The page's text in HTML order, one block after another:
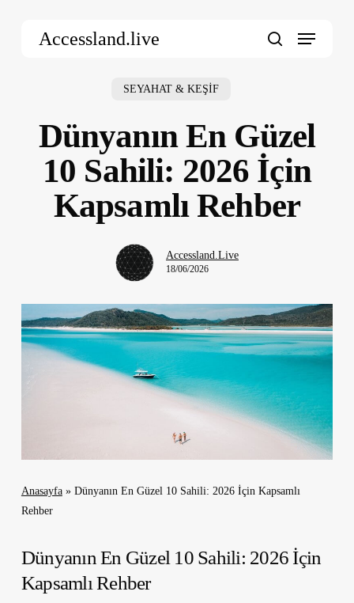
Accessland.live Menu
SEYAHAT & KEŞİF
Dünyanın En Güzel
10 Sahili: 2026 İçin
Kapsamlı Rehber
Accessland.Live
18/06/2026
Anasayfa» Dünyanın En Güzel 10 Sahili: 2026 İçin Kapsamlı
Rehber
Dünyanın En Güzel 10 Sahili: 2026 İçin
Kapsamlı Rehber